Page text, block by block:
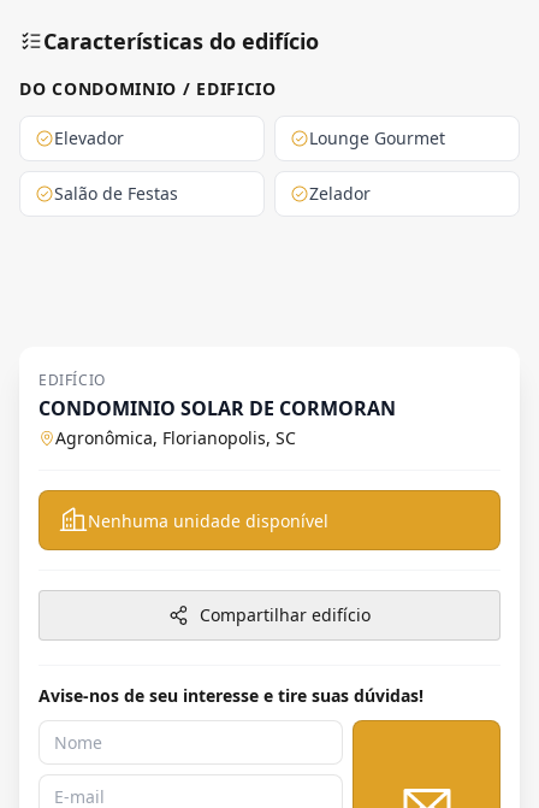
Características do edifício
DO CONDOMINIO / EDIFICIO
Elevador Lounge Gourmet
Salão de Festas Zelador
EDIFÍCIO
CONDOMINIO SOLAR DE CORMORAN
Agronômica, Florianopolis, SC
Nenhuma unidade disponível
Compartilhar edifício
Avise-nos de seu interesse e tire suas dúvidas!